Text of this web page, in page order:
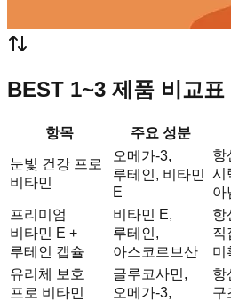
BEST 1~3 제품 비교표
항목 주요 성분
눈빛 건강 프로
비타민
오메가-3,
루테인, 비타민
E
항
시
아
프리미엄
비타민 E +
루테인 캡슐
비타민 E,
루테인,
아스코르브산
항
직
미
유리체 보호
프로 비타민
글루코사민,
오메가-3,
항
구